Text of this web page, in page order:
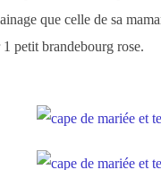
que celle de sa
petit brandebourg rose.